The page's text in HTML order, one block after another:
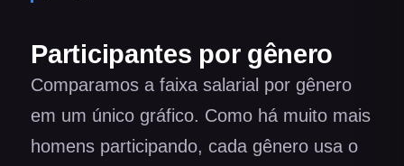
Participantes por gênero
Comparamos a faixa salarial por gênero
em um único gráfico. Como há muito mais
homens participando, cada gênero usa o